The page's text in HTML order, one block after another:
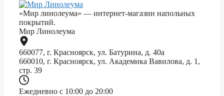
«Мир линолеума» — интернет-магазин напольных
покрытий.
Мир Линолеума
660077, г. Красноярск, ул. Батурина, д. 40а
660010, г. Красноярск, ул. Академика Вавилова, д. 1,
стр. 39
Ежедневно с 10:00 до 20:00